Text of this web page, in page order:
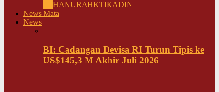
HANURAHKTIKADIN
News Mata
News
BI: Cadangan Devisa RI Turun Tipis ke
US$145,3 M Akhir Juli 2026